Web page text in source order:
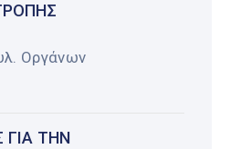
Οργάνων
ΤΗΝ